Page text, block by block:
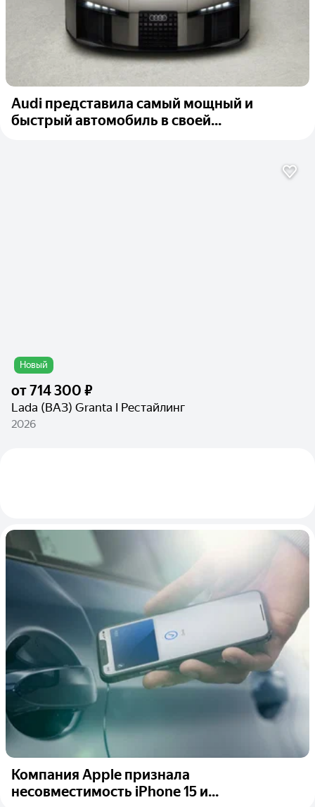
Audi представила самый мощный и
быстрый автомобиль в своей...
Новый
от714 300 ₽
Lada (ВАЗ) Granta I Рестайлинг
2026
Компания Apple признала
несовместимость iPhone 15 и...